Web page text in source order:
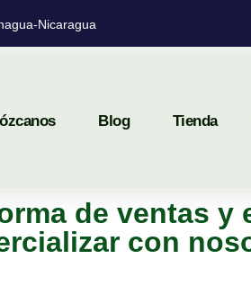
Nicaragua
Blog Tienda
de ventas y
con